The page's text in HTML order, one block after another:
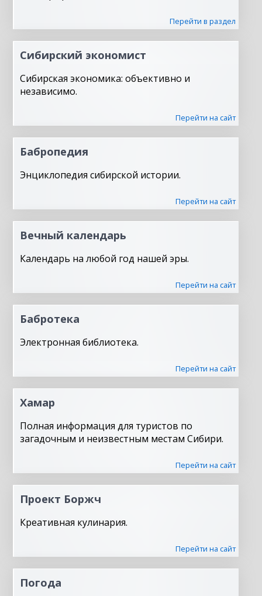
Перейти в раздел
Сибирский экономист
Сибирская экономика: объективно и
независимо.
Перейти на сайт
Бабропедия
Энциклопедия сибирской истории.
Перейти на сайт
Вечный календарь
Календарь на любой год нашей эры.
Перейти на сайт
Бабротека
Электронная библиотека.
Перейти на сайт
Хамар
Полная информация для туристов по
загадочным и неизвестным местам Сибири.
Перейти на сайт
Проект Боржч
Креативная кулинария.
Перейти на сайт
Погода